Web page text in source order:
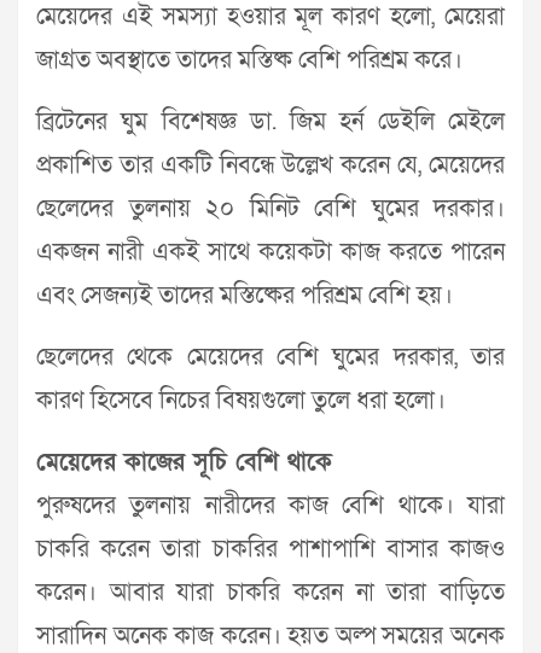
মেয়েদের এই সমস্যা হওয়ার মূল কারণ হলো, মেয়েরা
জাগ্রত অবস্থাতে তাদের মস্তিষ্ক বেশি পরিশ্রম করে।
ব্রিটেনের ঘুম বিশেষজ্ঞ ডা. জিম হর্ন ডেইলি মেইলে
প্রকাশিত তার একটি নিবন্ধে উল্লেখ করেন যে, মেয়েদের
ছেলেদের তুলনায় ২০ মিনিট বেশি ঘুমের দরকার।
একজন নারী একই সাথে কয়েকটা কাজ করতে পারেন
এবং সেজন্যই তাদের মস্তিষ্কের পরিশ্রম বেশি হয়।
ছেলেদের থেকে মেয়েদের বেশি ঘুমের দরকার, তার
কারণ হিসেবে নিচের বিষয়গুলো তুলে ধরা হলো।
মেয়েদের কাজের সূচি বেশি থাকে
পুরুষদের তুলনায় নারীদের কাজ বেশি থাকে। যারা
চাকরি করেন তারা চাকরির পাশাপাশি বাসার কাজও
করেন। আবার যারা চাকরি করেন না তারা বাড়িতে
সারাদিন অনেক কাজ করেন। হয়ত অল্প সময়ের অনেক